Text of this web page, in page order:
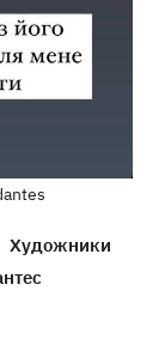
Художники